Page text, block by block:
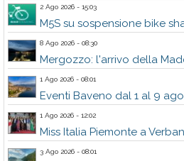
2 Ago 2026 - 15:03
M5S su sospensione bike
8 Ago 2026 - 08:30
Mergozzo: l'arrivo della
1 Ago 2026 - 08:01
Eventi Baveno dal 1 al 9
1 Ago 2026 - 12:02
Miss Italia Piemonte a
3 Ago 2026 - 08:01